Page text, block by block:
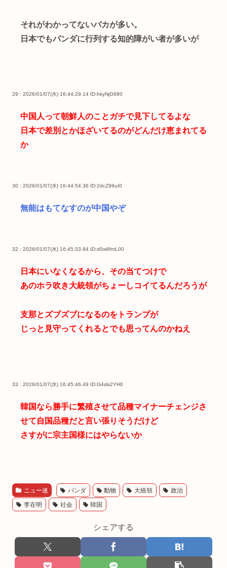
それがわかってないバカが多い。
日本でもパンダに行列する知的障がい者が多いが
29 : 2026/01/07(水) 16:44:29.14 ID:hkyNjG680
中国人って朝鮮人のことガチで見下してるよな
日本で差別とかほざいてるのがどんだけ恵まれてる
か
30 : 2026/01/07(水) 16:44:54.36 ID:2dcZ99uI0
無能はもてなすのが中国やぞ
32 : 2026/01/07(水) 16:45:33.84 ID:d0w8fmL00
日本にいなくなるから、その当てつけで
あのホラ吹き大統領がちょーしコイてるんだろうが
支那とズブズブになるのをトランプが
じっと見守ってくれるとでも思ってんのかねえ
33 : 2026/01/07(水) 16:45:46.49 ID:G4sls2YH0
韓国なら勝手に繁殖させて品種マイナーチェンジさ
せて自国品種だと言い張りそうだけど
さすがに宗主国様にはやらないか
ニュー速 パンダ 動物 大統領 政治
李在明 社会 韓国
シェアする